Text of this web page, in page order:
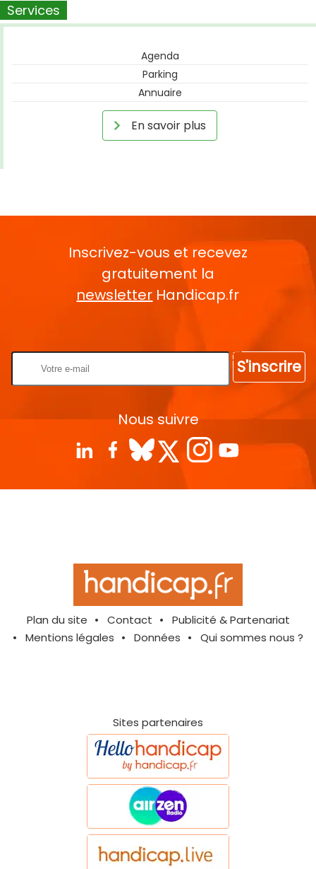
Services
Agenda
Parking
Annuaire
En savoir plus
Inscrivez-vous et recevez
gratuitement la
newsletter Handicap.fr
S'inscrire
Nous suivre
Plan du site Contact
Publicité & Partenariat
Mentions légales
Données Qui sommes nous ?
Sites partenaires